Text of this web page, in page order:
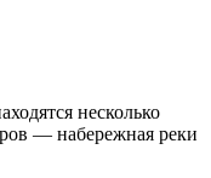
несколько
— набережная реки